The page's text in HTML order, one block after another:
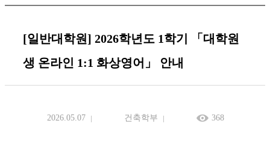
[일반대학원] 2026학년도 1학기 「대학원
생 온라인 1:1 화상영어」 안내
2026.05.07 건축학부 368